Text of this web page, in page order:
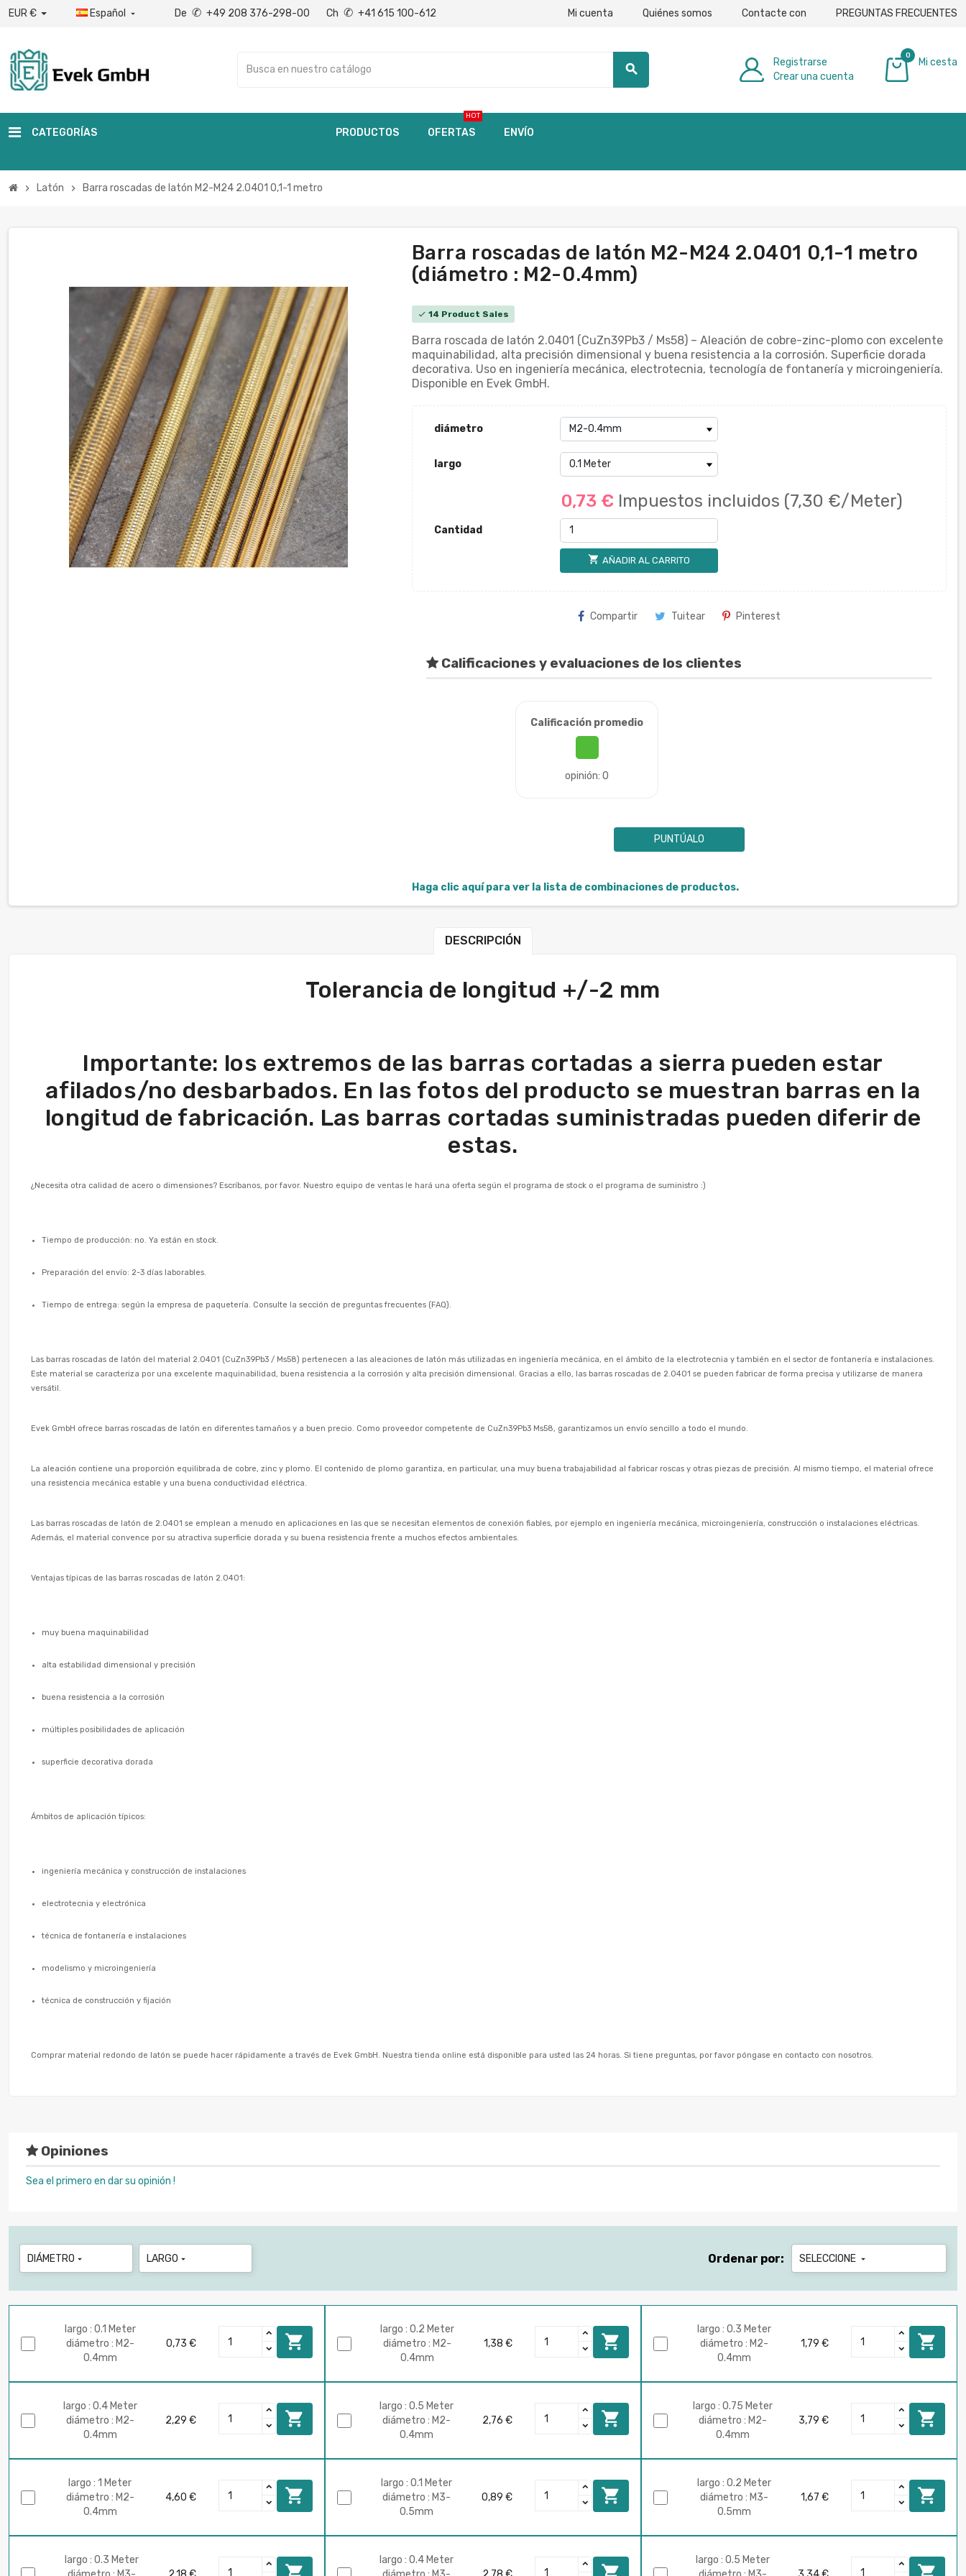
EUR € Español  De ✆ +49 208 376-298-00 Ch ✆ +41 615 100-612 Mi cuenta Quiénes somos Contacte con PREGUNTAS FRECUENTES
search
Registrarse
Crear una cuenta
0
Mi cesta
CATEGORÍAS PRODUCTOS OFERTAS
HOT
ENVÍO
chevron_right Latón chevron_right Barra roscadas de latón M2-M24 2.0401 0,1-1 metro
Barra roscadas de latón M2-M24 2.0401 0,1-1 metro
(diámetro : M2-0.4mm)
check 14 Product Sales
Barra roscada de latón 2.0401 (CuZn39Pb3 / Ms58) – Aleación de cobre-zinc-plomo con excelente
maquinabilidad, alta precisión dimensional y buena resistencia a la corrosión. Superficie dorada
decorativa. Uso en ingeniería mecánica, electrotecnia, tecnología de fontanería y microingeniería.
Disponible en Evek GmbH.
diámetro
largo
0,73 € Impuestos incluidos (7,30 €/Meter)
Cantidad
shopping_cart AÑADIR AL CARRITO
Compartir Tuitear Pinterest
Calificaciones y evaluaciones de los clientes
Calificación promedio
opinión: 0
PUNTÚALO
Haga clic aquí para ver la lista de combinaciones de productos.
DESCRIPCIÓN
Tolerancia de longitud +/-2 mm
Importante: los extremos de las barras cortadas a sierra pueden estar
afilados/no desbarbados. En las fotos del producto se muestran barras en la
longitud de fabricación. Las barras cortadas suministradas pueden diferir de
estas.
¿Necesita otra calidad de acero o dimensiones? Escríbanos, por favor. Nuestro equipo de ventas le hará una oferta según el programa de stock o el programa de suministro :)
Tiempo de producción: no. Ya están en stock.
Preparación del envío: 2-3 días laborables.
Tiempo de entrega: según la empresa de paquetería. Consulte la sección de preguntas frecuentes (FAQ).
Las barras roscadas de latón del material 2.0401 (CuZn39Pb3 / Ms58) pertenecen a las aleaciones de latón más utilizadas en ingeniería mecánica, en el ámbito de la electrotecnia y también en el sector de fontanería e instalaciones.
Este material se caracteriza por una excelente maquinabilidad, buena resistencia a la corrosión y alta precisión dimensional. Gracias a ello, las barras roscadas de 2.0401 se pueden fabricar de forma precisa y utilizarse de manera
versátil.
Evek GmbH ofrece barras roscadas de latón en diferentes tamaños y a buen precio. Como proveedor competente de CuZn39Pb3 Ms58, garantizamos un envío sencillo a todo el mundo.
La aleación contiene una proporción equilibrada de cobre, zinc y plomo. El contenido de plomo garantiza, en particular, una muy buena trabajabilidad al fabricar roscas y otras piezas de precisión. Al mismo tiempo, el material ofrece
una resistencia mecánica estable y una buena conductividad eléctrica.
Las barras roscadas de latón de 2.0401 se emplean a menudo en aplicaciones en las que se necesitan elementos de conexión fiables, por ejemplo en ingeniería mecánica, microingeniería, construcción o instalaciones eléctricas.
Además, el material convence por su atractiva superficie dorada y su buena resistencia frente a muchos efectos ambientales.
Ventajas típicas de las barras roscadas de latón 2.0401:
muy buena maquinabilidad
alta estabilidad dimensional y precisión
buena resistencia a la corrosión
múltiples posibilidades de aplicación
superficie decorativa dorada
Ámbitos de aplicación típicos:
ingeniería mecánica y construcción de instalaciones
electrotecnia y electrónica
técnica de fontanería e instalaciones
modelismo y microingeniería
técnica de construcción y fijación
Comprar material redondo de latón se puede hacer rápidamente a través de Evek GmbH. Nuestra tienda online está disponible para usted las 24 horas. Si tiene preguntas, por favor póngase en contacto con nosotros.
Opiniones
Sea el primero en dar su opinión !
DIÁMETRO  LARGO  Ordenar por: SELECCIONE 
largo : 0.1 Meter
diámetro : M2-
0.4mm
0,73 € 
largo : 0.2 Meter
diámetro : M2-
0.4mm
1,38 € 
largo : 0.3 Meter
diámetro : M2-
0.4mm
1,79 € 
largo : 0.4 Meter
diámetro : M2-
0.4mm
2,29 € 
largo : 0.5 Meter
diámetro : M2-
0.4mm
2,76 € 
largo : 0.75 Meter
diámetro : M2-
0.4mm
3,79 € 
largo : 1 Meter
diámetro : M2-
0.4mm
4,60 € 
largo : 0.1 Meter
diámetro : M3-
0.5mm
0,89 € 
largo : 0.2 Meter
diámetro : M3-
0.5mm
1,67 € 
largo : 0.3 Meter
largo : 0.4 Meter
largo : 0.5 Meter